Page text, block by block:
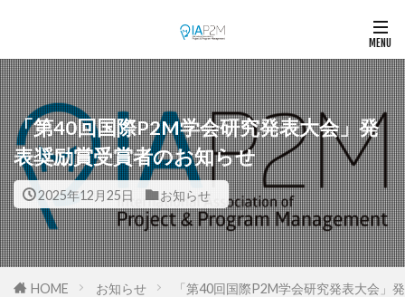
「第40回国際P2M学会研究発表大会」発
表奨励賞受賞者のお知らせ
2025年12月25日 お知らせ
HOME お知らせ 「第40回国際P2M学会研究発表大会」